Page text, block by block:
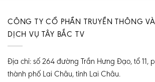
CÔNG TY CỔ PHẦN TRUYỀN THÔNG
DỊCH VỤ TÂY BẮC TV
Địa chỉ: số 264 đường Trần Hưng Đạo, tổ 11,
thành phố Lai Châu, tỉnh Lai Châu.